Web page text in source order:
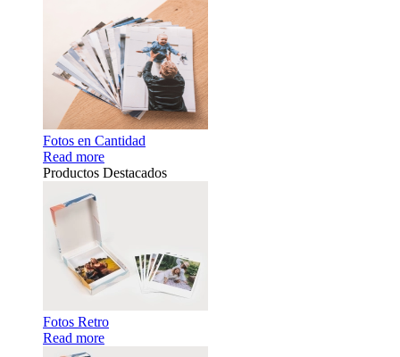
Fotos en Cantidad
Read more
Productos Destacados
Fotos Retro
Read more